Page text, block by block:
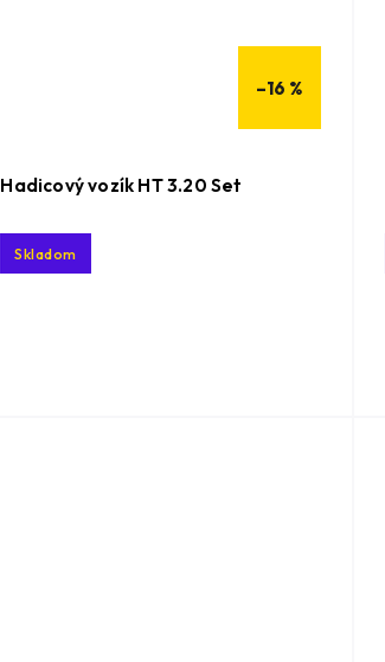
–16 %
Hadicový vozík HT 3.20 Set
Skladom